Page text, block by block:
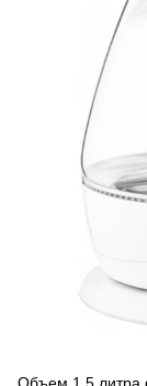
Объем 1,5 литра